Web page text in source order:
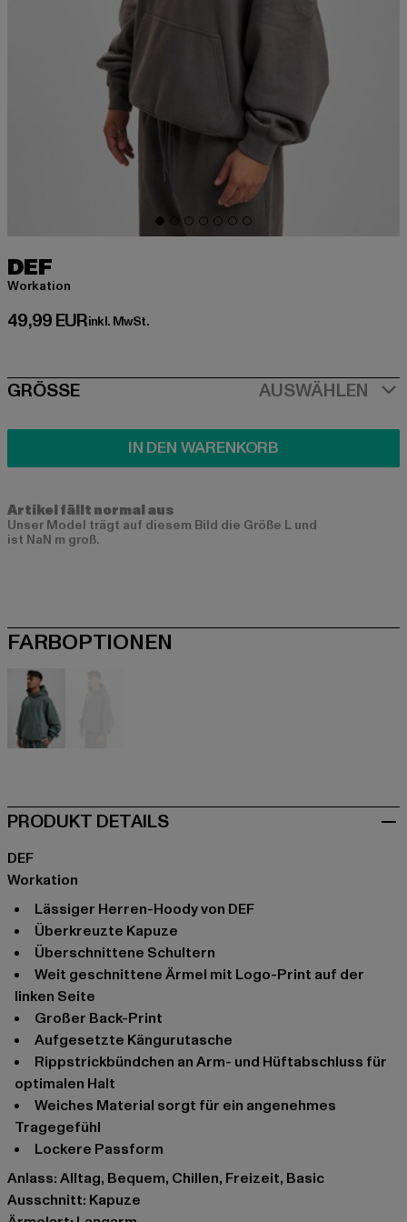
DEF
Workation
49,99 EUR
Derzeitiger Preis: 49,99 EUR
inkl. MwSt.
SIZE
GRÖSSE AUSWÄHLEN
IN DEN WARENKORB
Artikel fällt normal aus
Unser Model trägt auf diesem Bild die Größe L und
ist NaN m groß.
FARBOPTIONEN
PRODUKT DETAILS
DEF
Workation
Lässiger Herren-Hoody von DEF
Überkreuzte Kapuze
Überschnittene Schultern
Weit geschnittene Ärmel mit Logo-Print auf der
linken Seite
Großer Back-Print
Aufgesetzte Kängurutasche
Rippstrickbündchen an Arm- und Hüftabschluss für
optimalen Halt
Weiches Material sorgt für ein angenehmes
Tragegefühl
Lockere Passform
Anlass: Alltag, Bequem, Chillen, Freizeit, Basic
Ausschnitt: Kapuze